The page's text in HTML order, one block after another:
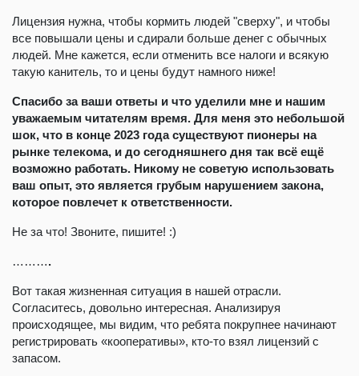
Лицензия нужна, чтобы кормить людей "сверху", и чтобы
все повышали цены и сдирали больше денег с обычных
людей. Мне кажется, если отменить все налоги и всякую
такую канитель, то и цены будут намного ниже!
Спасибо за ваши ответы и что уделили мне и нашим
уважаемым читателям время. Для меня это небольшой
шок, что в конце 2023 года существуют пионеры на
рынке телекома, и до сегодняшнего дня так всё ещё
возможно работать. Никому не советую использовать
ваш опыт, это является грубым нарушением закона,
которое повлечет к ответственности.
Не за что! Звоните, пишите! :)
……….
Вот такая жизненная ситуация в нашей отрасли.
Согласитесь, довольно интересная. Анализируя
происходящее, мы видим, что ребята покрупнее начинают
регистрировать «кооперативы», кто-то взял лицензий с
запасом.